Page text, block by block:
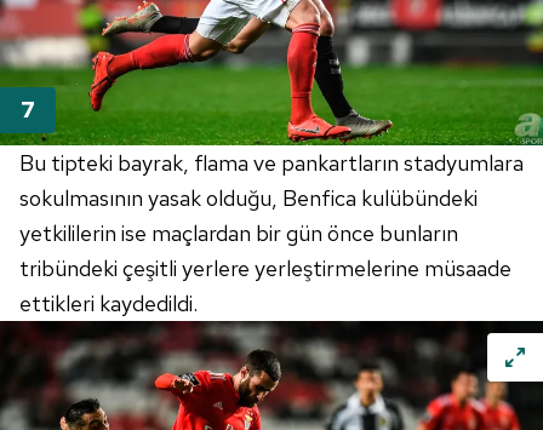
6698 sayılı Kişisel Verilerin Korunması Kanunu uyarınca
hazırlanmış Aydınlatma Metnimizi okumak ve sitemizde
ilgili mevzuata uygun olarak kullanılan çerezlerle ilgili bilgi
almak için lütfen
Bu tipteki bayrak, flama ve pankartların stadyumlara
sokulmasının yasak olduğu, Benfica kulübündeki
yetkililerin ise maçlardan bir gün önce bunların
tribündeki çeşitli yerlere yerleştirmelerine müsaade
ettikleri kaydedildi.